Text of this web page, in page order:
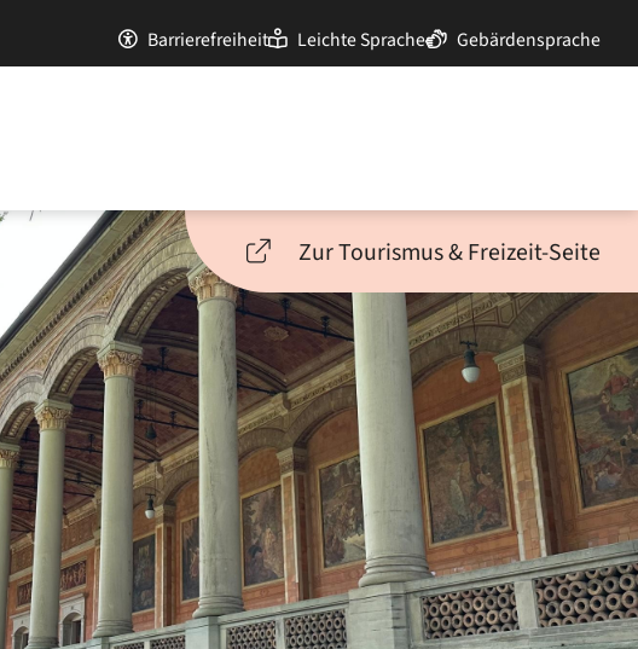
Barrierefreiheit Leichte Sprache Gebärdensprache
Zur Tourismus & Freizeit-Seite